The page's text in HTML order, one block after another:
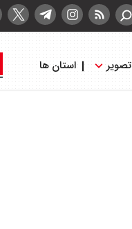
تصویر استان ها